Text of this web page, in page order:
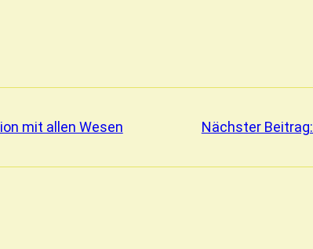
mit allen Wesen Nächster Beitrag: